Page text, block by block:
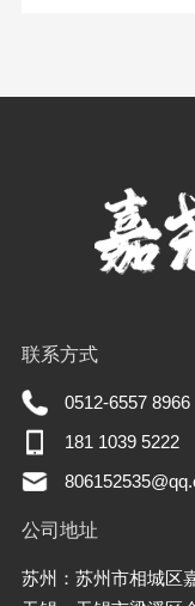
联系方式
0512-6557 8966
181 1039 5222
公司地址
苏州：苏州市相城区